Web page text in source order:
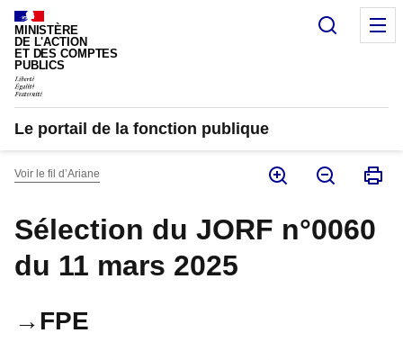
Panneau de gestion des cookies
MINISTÈRE
DE L'ACTION
ET DES COMPTES
PUBLICS
Le portail de la fonction publique
Voir le fil d’Ariane
Sélection du JORF n°0060
du 11 mars 2025
→FPE